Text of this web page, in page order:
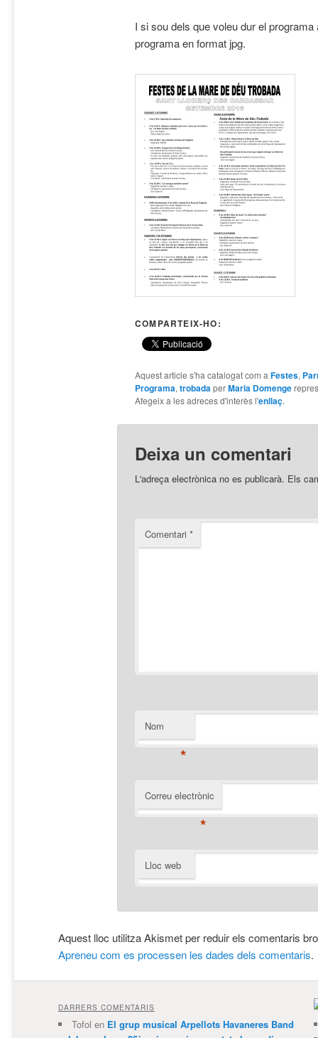
I si sou dels que voleu dur el programa
programa en format jpg.
COMPARTEIX-HO:
Aquest article s'ha catalogat com a Festes,
Programa, trobadaperMaria Domenge
Afegeix a les adreces d'interès l'enllaç.
Deixa un comentari
L'adreça electrònica no es publicarà. Els
Comentari *
Nom
*
Correu electrònic
*
Lloc web
Aquest lloc utilitza Akismet per reduir els comentaris
Apreneu com es processen les dades dels comentaris.
DARRERS COMENTARIS
Tofol en El grup musical Arpellots Havaneres Band